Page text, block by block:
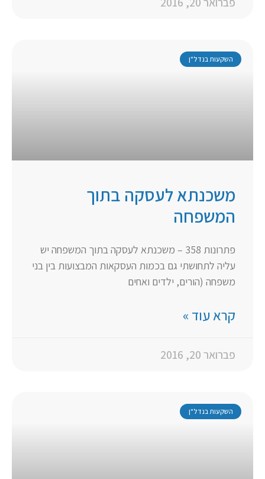
השקעות בנדל"ן
משכנתא לעסקה בתוך
המשפחה
פתרונות 358 – משכנתא לעסקה בתוך המשפחה יש
עליה לתחושתי גם בכמות העסקאות המבצועות בין בני
משפחה (הורים, ילדים ואחים
קרא עוד »
פברואר 20, 2016
השקעות בנדל"ן